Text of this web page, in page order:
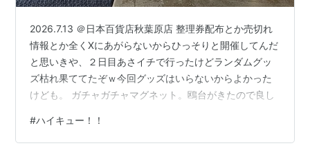
発売日:2012/08/03
クリック: 4回
この商品を含むブログ (25件) を見る
ハイキュー!! 3 (ジャンプコミック
ス)
2026.7.13 ＠日本百貨店秋葉原店 整理券配布とか売切れ
情報とか全くXにあがらないからひっそりと開催してんだ
と思いきや、２日目あさイチで行ったけどランダムグッ
ズ枯れ果ててたぞｗ今回グッズはいらないからよかった
けども。 ガチャガチャマグネット。鴎台がきたので良し
#ハイキュー！！